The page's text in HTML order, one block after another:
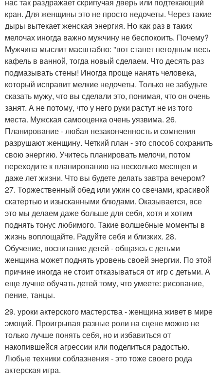
кран. Для женщины это не просто недочеты. Через такие
дыры вытекает женская энергия. Но как раз в таких
мелочах иногда важно мужчину не беспокоить. Почему?
Мужчина мыслит масштабно: "вот станет негодным весь
кафель в ванной, тогда новый сделаем. Что десять раз
подмазывать стены! Иногда проще нанять человека,
который исправит мелкие недочеты. Только не забудьте
сказать мужу, что вы сделали это, понимая, что он очень
занят. А не потому, что у него руки растут не из того
места. Мужская самооценка очень уязвима. 26.
Планирование - любая незаконченность и сомнения
разрушают женщину. Четкий план - это способ сохранить
свою энергию. Учитесь планировать мелочи, потом
переходите к планированию на несколько месяцев и
даже лет жизни. Что вы будете делать завтра вечером?
27. Торжественный обед или ужин со свечами, красивой
скатертью и изысканными блюдами. Оказывается, все
это мы делаем даже больше для себя, хотя и хотим
поднять тонус любимого. Такие волшебные моменты в
жизнь воплощайте. Радуйте себя и близких. 28.
Обучение, воспитание детей - общаясь с детьми
женщина может поднять уровень своей энергии. По этой
причине иногда не стоит отказываться от игр с детьми. А
еще лучше обучать детей тому, что умеете: рисование,
пение, танцы.
29. уроки актерского мастерства - женщина живет в мире
эмоций. Проигрывая разные роли на сцене можно не
только лучше понять себя, но и избавиться от
накопившейся агрессии или поделиться радостью.
Любые техники соблазнения - это тоже своего рода
актерская игра.